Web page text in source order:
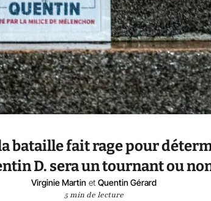
bataille fait rage pour
D. sera un tournant ou
Virginie Martin et Quentin Gérard
5 min de lecture